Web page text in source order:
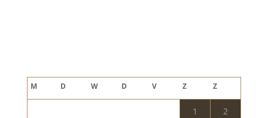
M D W D V Z Z
1 2